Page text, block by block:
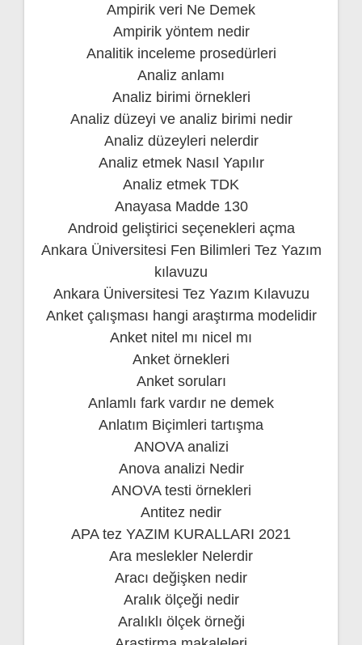
Ampirik veri Ne Demek
Ampirik yöntem nedir
Analitik inceleme prosedürleri
Analiz anlamı
Analiz birimi örnekleri
Analiz düzeyi ve analiz birimi nedir
Analiz düzeyleri nelerdir
Analiz etmek Nasıl Yapılır
Analiz etmek TDK
Anayasa Madde 130
Android geliştirici seçenekleri açma
Ankara Üniversitesi Fen Bilimleri Tez Yazım
kılavuzu
Ankara Üniversitesi Tez Yazım Kılavuzu
Anket çalışması hangi araştırma modelidir
Anket nitel mı nicel mı
Anket örnekleri
Anket soruları
Anlamlı fark vardır ne demek
Anlatım Biçimleri tartışma
ANOVA analizi
Anova analizi Nedir
ANOVA testi örnekleri
Antitez nedir
APA tez YAZIM KURALLARI 2021
Ara meslekler Nelerdir
Aracı değişken nedir
Aralık ölçeği nedir
Aralıklı ölçek örneği